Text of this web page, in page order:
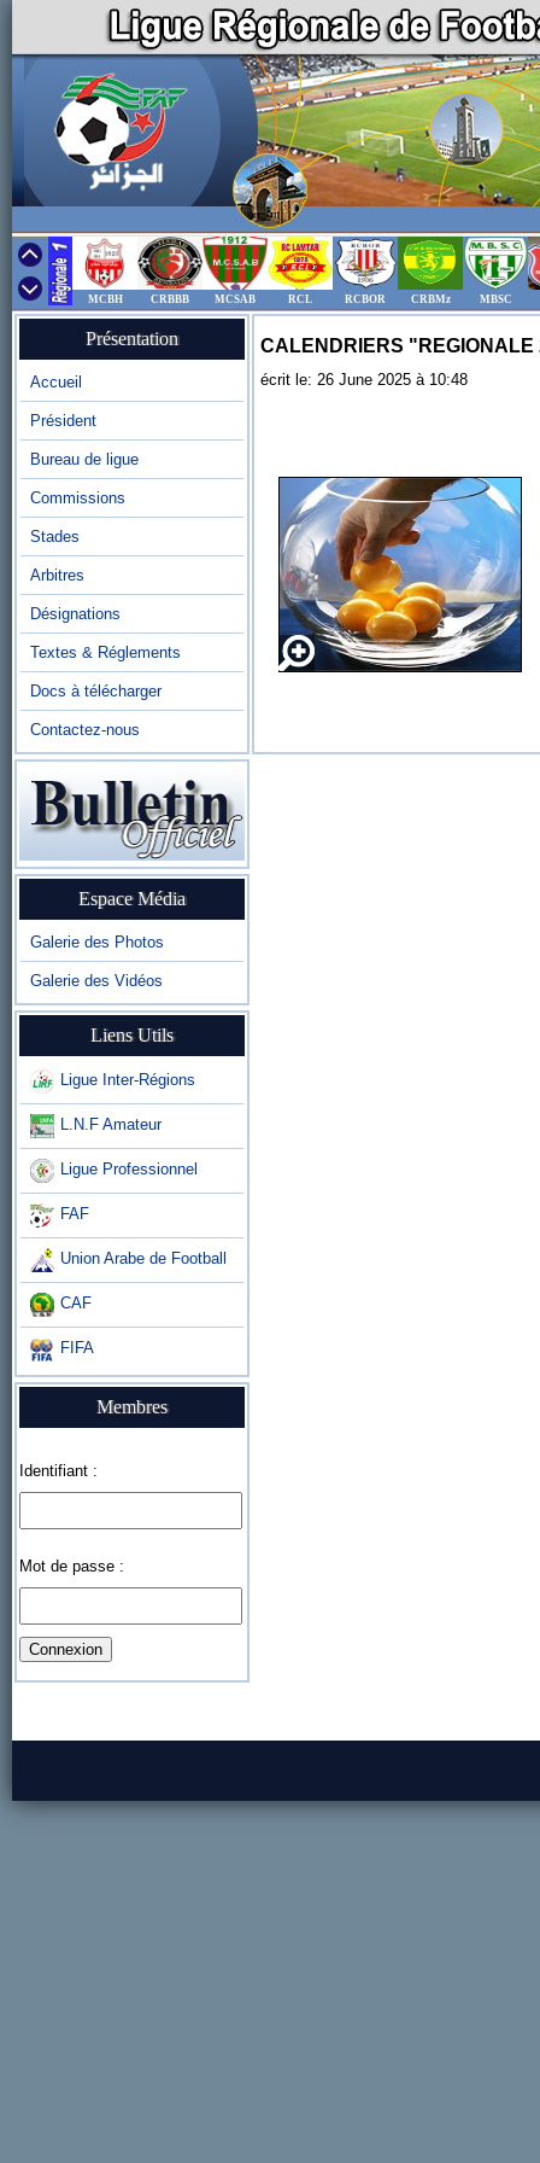
MCBH CRBBB MCSAB RCL RCBOR CRBMz MBSC
Présentation
Accueil
Président
Bureau de ligue
Commissions
Stades
Arbitres
Désignations
Textes & Réglements
Docs à télécharger
Contactez-nous
Espace Média
Galerie des Photos
Galerie des Vidéos
Liens Utils
Ligue Inter-Régions
L.N.F Amateur
Ligue Professionnel
FAF
Union Arabe de Football
CAF
FIFA
Membres
Identifiant :
Mot de passe :
CALENDRIERS "REGIONALE
écrit le: 26 June 2025 à 10:48